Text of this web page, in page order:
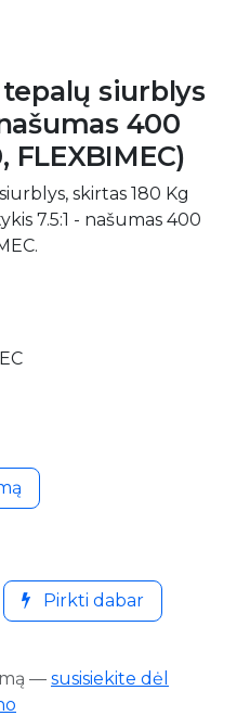
siurblys
400
skirtas 180 Kg
7.5:1 - našumas 400
Pirkti dabar
— susisiekite dėl